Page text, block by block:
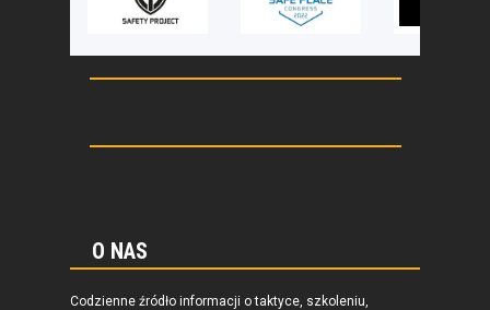
O NAS
Codzienne źródło informacji o taktyce, szkoleniu,